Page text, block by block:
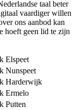
taal beter
vaardiger willen
ons aanbod kan
hoeft geen lid te zijn
Elspeet
Nunspeet
Harderwijk
Ermelo
Putten